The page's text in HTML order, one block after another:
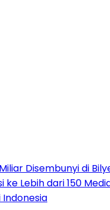
Disembunyi di
Lebih dari 150